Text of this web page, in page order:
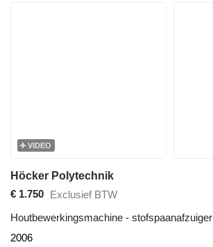
VIDEO
Höcker Polytechnik
€ 1.750 Exclusief BTW
Houtbewerkingsmachine - stofspaanafzuiger
2006